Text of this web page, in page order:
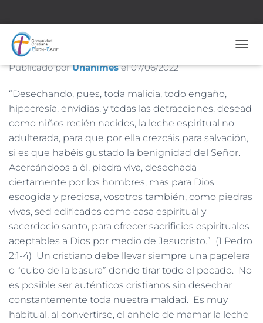
Papelera
Publicado porUnánimesel07/06/2022
“Desechando, pues, toda malicia, todo engaño,
hipocresía, envidias, y todas las detracciones, desead
como niños recién nacidos, la leche espiritual no
adulterada, para que por ella crezcáis para salvación,
si es que habéis gustado la benignidad del Señor.
Acercándoos a él, piedra viva, desechada
ciertamente por los hombres, mas para Dios
escogida y preciosa, vosotros también, como piedras
vivas, sed edificados como casa espiritual y
sacerdocio santo, para ofrecer sacrificios espirituales
aceptables a Dios por medio de Jesucristo.” (1 Pedro
2:1-4) Un cristiano debe llevar siempre una papelera
o “cubo de la basura” donde tirar todo el pecado. No
es posible ser auténticos cristianos sin desechar
constantemente toda nuestra maldad. Es muy
habitual, al convertirse, el anhelo de mamar la leche